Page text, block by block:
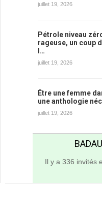
juillet 19, 2026
Pétrole niveau
rageuse, un coup
l…
juillet 19, 2026
Être une femme
une anthologie
juillet 19, 2026
Il y a 336 invités